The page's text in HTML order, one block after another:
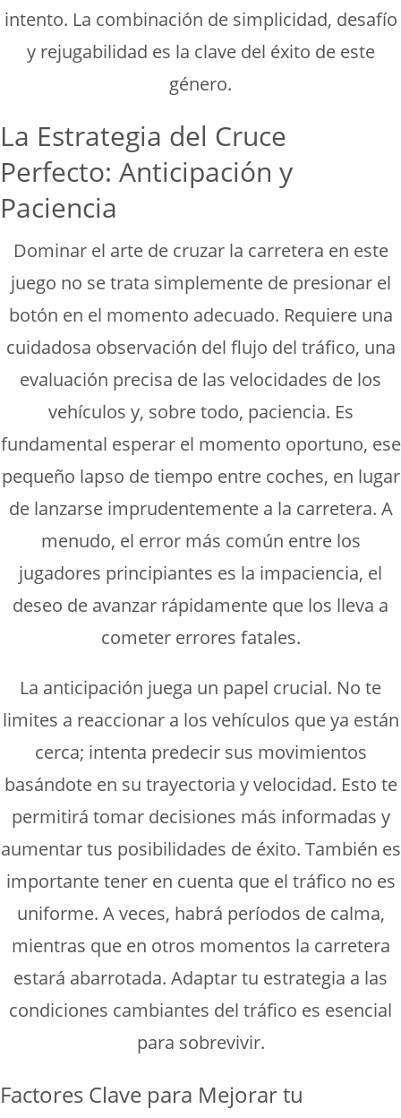
intento. La combinación de simplicidad, desafío
y rejugabilidad es la clave del éxito de este
género.
La Estrategia del Cruce
Perfecto: Anticipación y
Paciencia
Dominar el arte de cruzar la carretera en este
juego no se trata simplemente de presionar el
botón en el momento adecuado. Requiere una
cuidadosa observación del flujo del tráfico, una
evaluación precisa de las velocidades de los
vehículos y, sobre todo, paciencia. Es
fundamental esperar el momento oportuno, ese
pequeño lapso de tiempo entre coches, en lugar
de lanzarse imprudentemente a la carretera. A
menudo, el error más común entre los
jugadores principiantes es la impaciencia, el
deseo de avanzar rápidamente que los lleva a
cometer errores fatales.
La anticipación juega un papel crucial. No te
limites a reaccionar a los vehículos que ya están
cerca; intenta predecir sus movimientos
basándote en su trayectoria y velocidad. Esto te
permitirá tomar decisiones más informadas y
aumentar tus posibilidades de éxito. También es
importante tener en cuenta que el tráfico no es
uniforme. A veces, habrá períodos de calma,
mientras que en otros momentos la carretera
estará abarrotada. Adaptar tu estrategia a las
condiciones cambiantes del tráfico es esencial
para sobrevivir.
Factores Clave para Mejorar tu